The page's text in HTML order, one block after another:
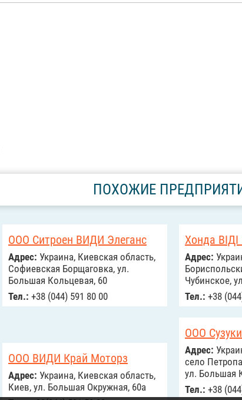
ПОХОЖИЕ
ООО Ситроен ВИДИ Элеганс
Адрес: Украина, Киевская область,
Софиевская Борщаговка, ул.
Большая Кольцевая, 60
Тел.: +38 (044) 591 80 00
Хонда ВІДІ
Адрес:
Чубинское,
Тел.: +38
ООО
Адрес:
село
ул. Большая
Тел.: +38
ООО ВИДИ Край Моторз
Адрес: Украина, Киевская область,
Киев, ул. Большая Окружная, 60а